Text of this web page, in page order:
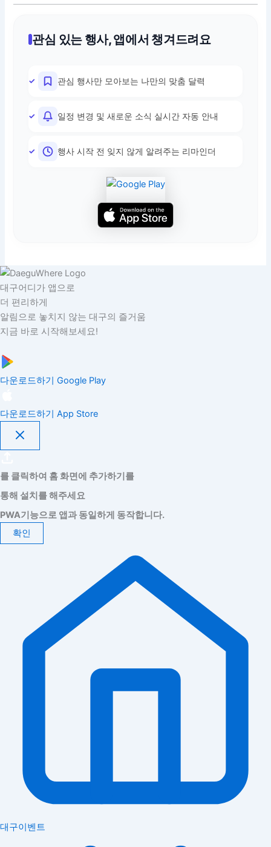
관심 있는 행사, 앱에서 챙겨드려요
관심 행사만 모아보는 나만의 맞춤 달력
일정 변경 및 새로운 소식 실시간 자동 안내
행사 시작 전 잊지 않게 알려주는 리마인더
대구어디가 앱으로
더 편리하게
알림으로 놓치지 않는 대구의 즐거움
지금 바로 시작해보세요!
다운로드하기 Google Play
다운로드하기 App Store
를 클릭하여 홈 화면에 추가하기를
통해 설치를 해주세요
PWA기능으로 앱과 동일하게 동작합니다.
확인
대구이벤트